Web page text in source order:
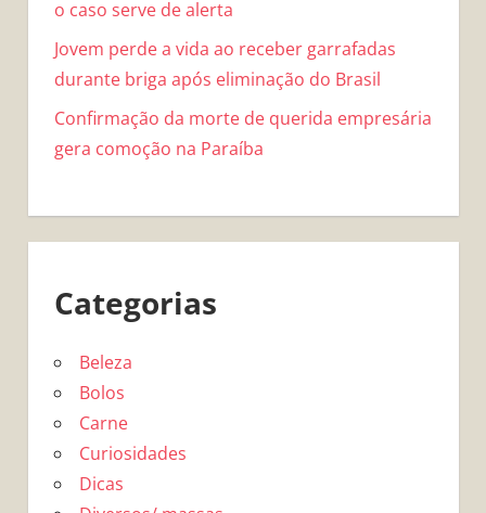
o caso serve de alerta
Jovem perde a vida ao receber garrafadas
durante briga após eliminação do Brasil
Confirmação da morte de querida empresária
gera comoção na Paraíba
Categorias
Beleza
Bolos
Carne
Curiosidades
Dicas